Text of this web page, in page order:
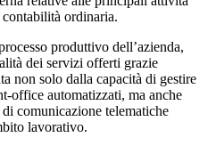
ordinaria.
produttivo dell’azienda,
dei servizi offerti grazie
non solo dalla capacità di gestire
office automatizzati, ma anche
comunicazione telematiche
lavorativo.